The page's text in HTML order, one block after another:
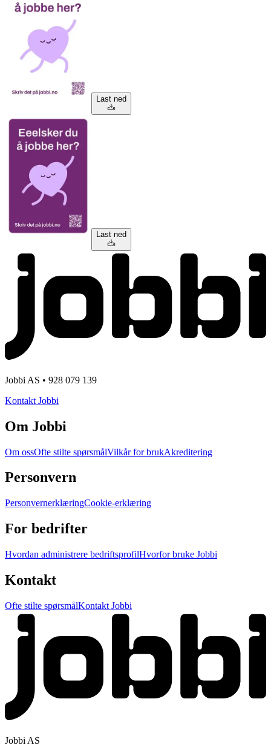
Last ned
Last ned
Jobbi AS • 928 079 139
Kontakt Jobbi
Om Jobbi
Om ossOfte stilte spørsmålVilkår for brukAkreditering
Personvern
PersonvernerklæringCookie-erklæring
For bedrifter
Hvordan administrere bedriftsprofilHvorfor bruke Jobbi
Kontakt
Ofte stilte spørsmålKontakt Jobbi
Jobbi AS